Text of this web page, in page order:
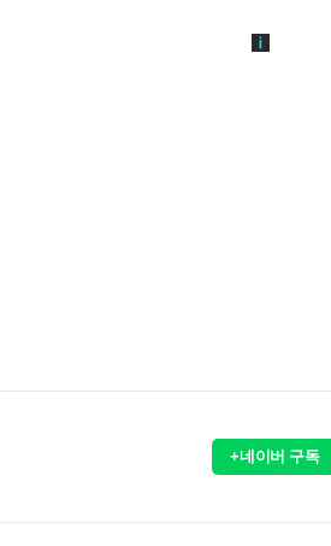
+네이버 구독